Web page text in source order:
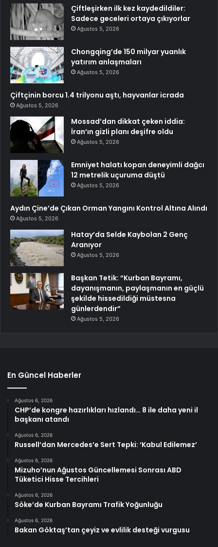
Çiftleşirken ilk kez kaydedildiler:
Sadece geceleri ortaya çıkıyorlar
Ağustos 5, 2026
Chongqing’de 150 milyar yuanlık
yatırım anlaşmaları
Ağustos 5, 2026
Çiftçinin borcu 1.4 trilyonu aştı, hayvanlar icrada
Ağustos 5, 2026
Mossad’dan dikkat çeken iddia:
İran’ın gizli planı deşifre oldu
Ağustos 5, 2026
Emniyet halatı kopan deneyimli dağcı
12 metrelik uçuruma düştü
Ağustos 5, 2026
Aydın Çine’de Çıkan Orman Yangını Kontrol Altına Alındı
Ağustos 5, 2026
Hatay’da Selde Kaybolan 2 Genç
Aranıyor
Ağustos 5, 2026
Başkan Tetik: “Kurban Bayramı,
dayanışmanın, paylaşmanın en güçlü
şekilde hissedildiği müstesna
günlerdendir”
Ağustos 5, 2026
En Güncel Haberler
Ağustos 6, 2026
CHP’de kongre hazırlıkları hızlandı… 8 ile daha yeni il
başkanı atandı
Ağustos 6, 2026
Russell’dan Mercedes’e Sert Tepki: ‘Kabul Edilemez’
Ağustos 6, 2026
Mizuho’nun Ağustos Güncellemesi Sonrası ABD
Tüketici Hisse Tercihleri
Ağustos 6, 2026
Söke’de Kurban Bayramı Trafik Yoğunluğu
Ağustos 6, 2026
Bakan Göktaş’tan çeyiz ve evlilik desteği vurgusu